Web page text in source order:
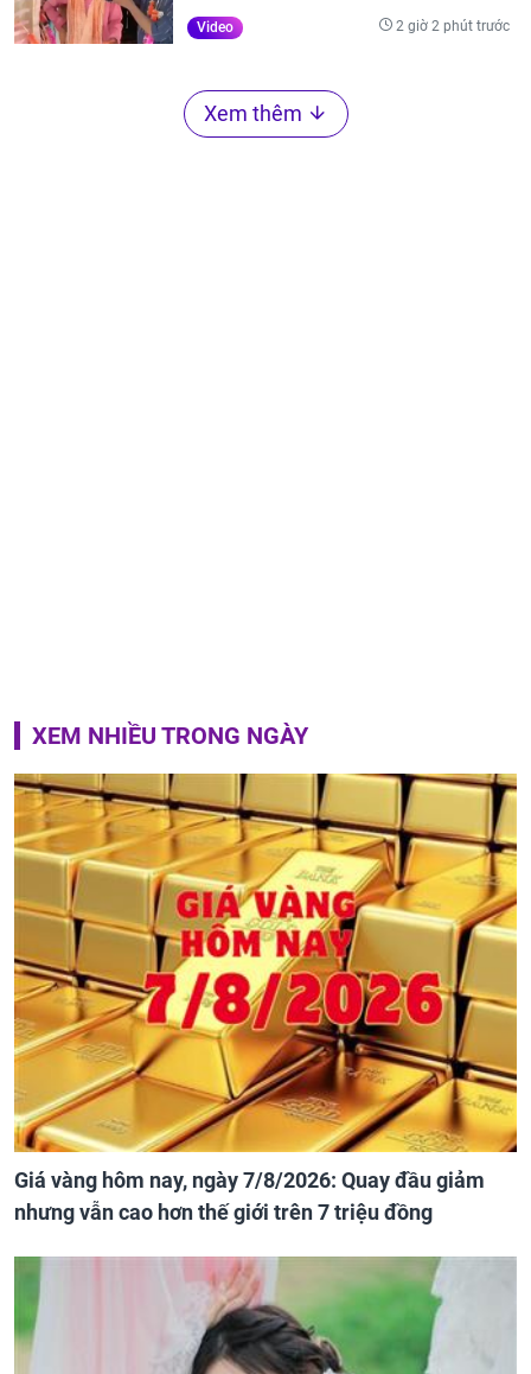
Video 2 giờ 2 phút trước
Xem thêm
XEM NHIỀU TRONG NGÀY
Giá vàng hôm nay, ngày 7/8/2026: Quay đầu giảm
nhưng vẫn cao hơn thế giới trên 7 triệu đồng